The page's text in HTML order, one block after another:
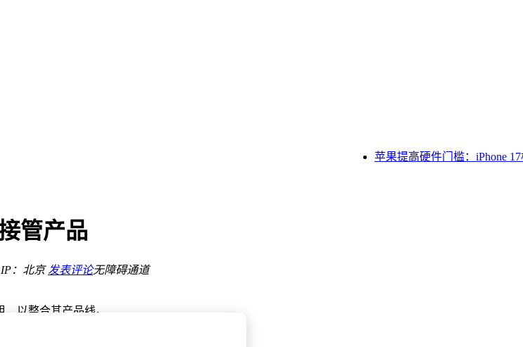
苹果提高硬件门槛：iPhone 17
管产品
IP：北京 发表评论无障碍通道
以整合其产品线。
时继续负责人工智能基础设施方面的工作。